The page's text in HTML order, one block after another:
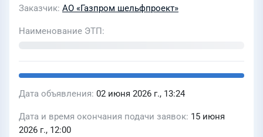
Заказчик АО «Газпром шельфпроект»
Наименование ЭТП
Дата объявления 02 июня 2026 г., 13:24
Дата и время окончания подачи заявок 15 июня
2026 г., 12:00